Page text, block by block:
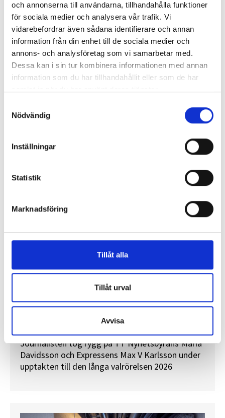
och annonserna till användarna, tillhandahålla funktioner
för sociala medier och analysera vår trafik. Vi
vidarebefordrar även sådana identifierare och annan
information från din enhet till de sociala medier och
annons- och analysföretag som vi samarbetar med.
Dessa kan i sin tur kombinera informationen med annan
information som du har tillhandahållit eller som de har
Nödvändig
Inställningar
Statistik
Marknadsföring
Tillåt alla
Tillåt urval
Avvisa
Enorma skillnader mellan
chefredaktörerna
REPORTAGE
”Valåret känns som att sprinta ett
maraton”
En välfylld telefonbok och foträta skor – två
centrala arbetsredskap för politikreportrar.
Journalisten tog rygg på TT Nyhetsbyråns Maria
Davidsson och Expressens Max V Karlsson under
upptakten till den långa valrörelsen 2026